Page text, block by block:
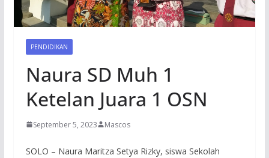
PENDIDIKAN
Naura SD Muh 1
Ketelan Juara 1 OSN
September 5, 2023 Mascos
SOLO – Naura Maritza Setya Rizky, siswa Sekolah